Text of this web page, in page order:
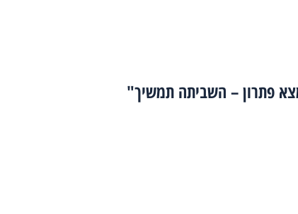
פתרון – השביתה תמשיך"